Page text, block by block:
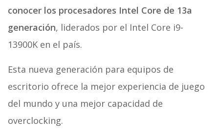
conocer los procesadores Intel Core de 13a
generación, liderados por el Intel Core i9-
13900K en el país.
Esta nueva generación para equipos de
escritorio ofrece la mejor experiencia de juego
del mundo y una mejor capacidad de
overclocking.